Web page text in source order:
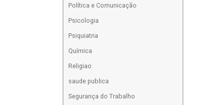
Política e Comunicação
Psicologia
Psiquiatria
Química
Religiao
saude publica
Segurança do Trabalho